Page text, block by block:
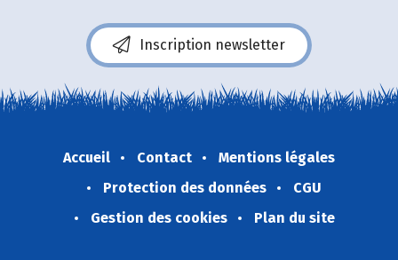
Inscription newsletter
Accueil Contact
Mentions légales
Protection des données
CGU
Gestion des cookies
Plan du site